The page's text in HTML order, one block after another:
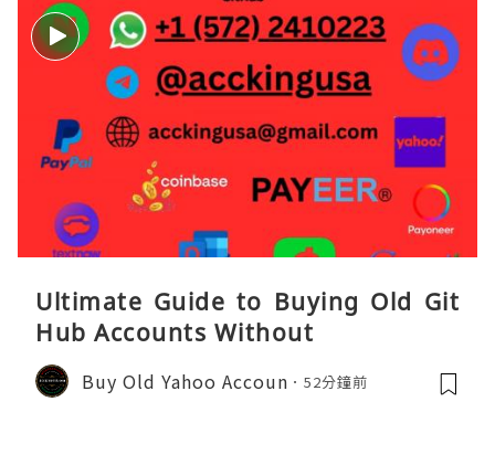
Ultimate Guide to Buying Old Git
Hub Accounts Without
Buy Old Yahoo Accoun 52分鐘前